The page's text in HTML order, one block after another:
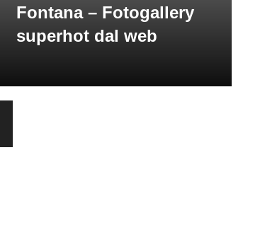
Fontana – Fotogallery
superhot dal web